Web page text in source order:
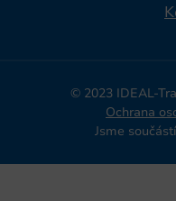
© 2023 IDEAL-
Ochrana
Jsme